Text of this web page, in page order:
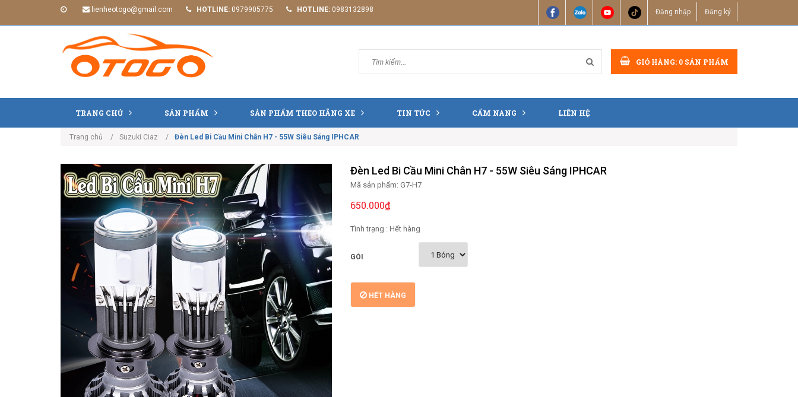
lienheotogo@gmail.com HOTLINE: 0979905775 HOTLINE: 0983132898 Đăng nhập Đăng ký
GIỎ HÀNG: 0 SẢN PHẨM
TRANG CHỦ SẢN PHẨM SẢN PHẨM THEO HÃNG XE TIN TỨC CẨM NANG LIÊN HỆ
Trang chủ Suzuki Ciaz Đèn Led Bi Cầu Mini Chân H7 - 55W Siêu Sáng IPHCAR
Đèn Led Bi Cầu Mini Chân H7 - 55W Siêu Sáng IPHCAR
Mã sản phẩm: G7-H7
650.000₫
Tình trạng : Hết hàng
GÓI
HẾT HÀNG